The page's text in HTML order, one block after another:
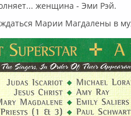
женщина - Эми Рэй.
Марии Магдалены в